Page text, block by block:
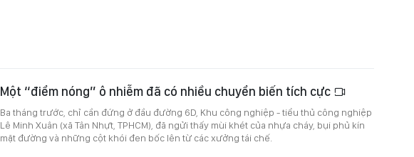
Một “điểm nóng” ô nhiễm đã có nhiều chuyển biến tích cực
Ba tháng trước, chỉ cần đứng ở đầu đường 6D, Khu công nghiệp - tiểu thủ công nghiệp
Lê Minh Xuân (xã Tân Nhựt, TPHCM), đã ngửi thấy mùi khét của nhựa cháy, bụi phủ kín
mặt đường và những cột khói đen bốc lên từ các xưởng tái chế.